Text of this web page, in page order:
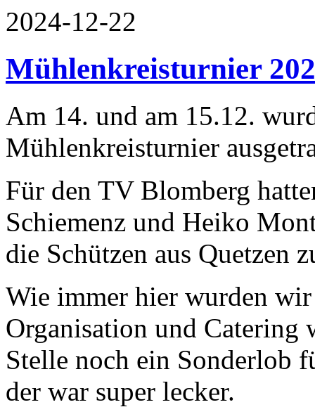
2024-12-22
Mühlenkreisturnier
Am 14. und am 15.12.
Mühlenkreisturnier
Für den TV Blomberg
Schiemenz und Heiko
die Schützen aus Quetzen
Wie immer hier wurden
Organisation und Catering
Stelle noch ein Sonderlob
der war super lecker.